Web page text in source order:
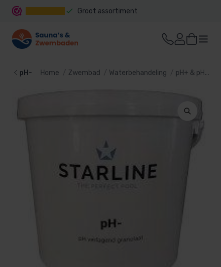
Groot assortiment
pH- Home Zwembad Waterbehandeling pH+ & pH-